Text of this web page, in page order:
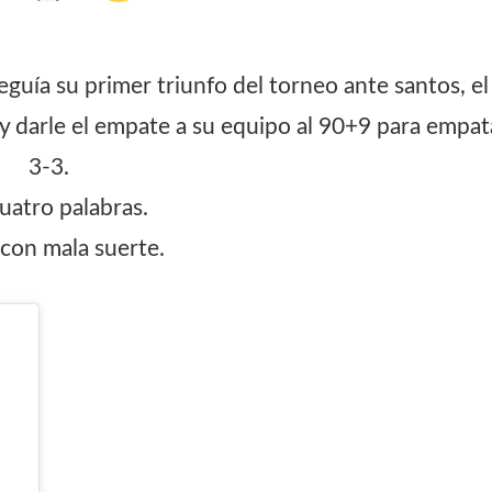
su primer triunfo del torneo ante santos, el
darle el empate a su equipo al 90+9 para
3-3.
palabras.
mala suerte.